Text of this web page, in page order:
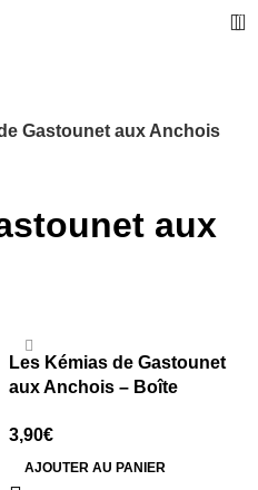
0
Gastounet aux Anchois
aux
Les Kémias de Gastounet
aux Anchois – Boîte
grs
3,90€
AJOUTER AU PANIER